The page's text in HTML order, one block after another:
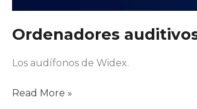
Ordenadores
Los audífonos de Widex.
Ordenadores
Read More »